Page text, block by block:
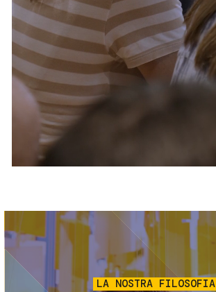
Servizi e accessibilità
Contatti
FAQ
Biglietti
Immagine
LA NOSTRA FILOSOFIA